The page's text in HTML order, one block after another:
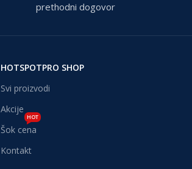
prethodni dogovor
HOTSPOTPRO SHOP
Svi proizvodi
Akcije
Šok cena
HOT
Kontakt